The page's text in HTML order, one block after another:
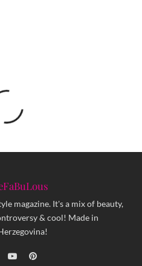
magazine. It's a mix of beauty,
& cool! Made in